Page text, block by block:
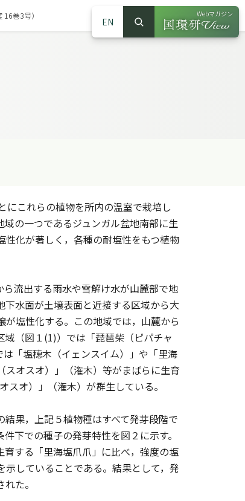
EN
サイト内検索
検索
Webマガジン
（別ウインドウ
巻3号）
これらの植物を所内の温室で栽培し
の一つであるジュンガル盆地南部に生
化が著しく，各種の耐塩性をもつ植物
流出する雨水や雪解け水が山麓部で地
水面が土壌表面と近接する区域から大
塩性化する。この地域では，山麓から
（図１(1)）では「琵琶柴（ピパチャ
「塩穂木（イェンスイム）」や「里海
オスオ）」（潅木）等がまばらに生育
オ）」（潅木）が群生している。
果，上記５植物種はすべて発芽段階で
下での種子の発芽特性を図２に示す。
する「里海塩爪爪」に比べ，強度の塩
していることである。結果として，発
た。